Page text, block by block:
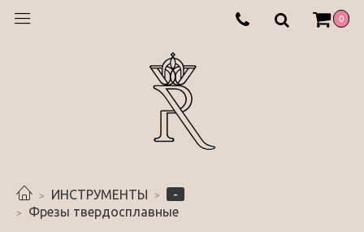
0
ИНСТРУМЕНТЫ
-
Фрезы твердосплавные